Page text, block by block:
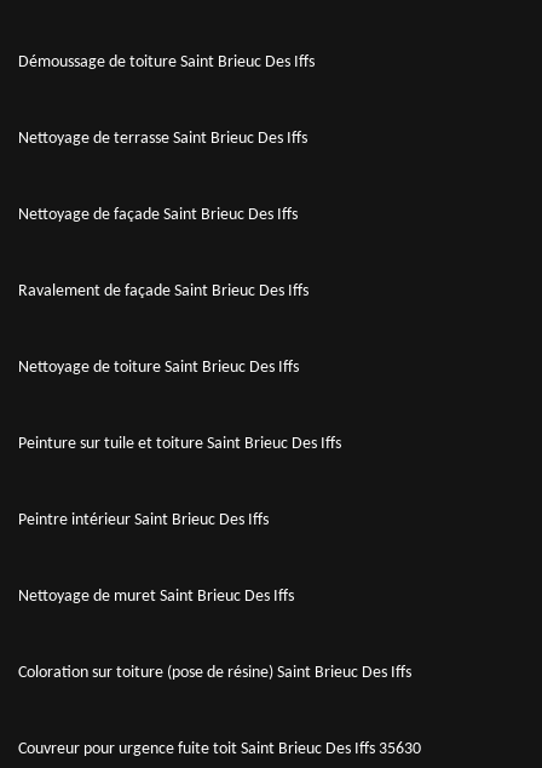
Démoussage de toiture Saint Brieuc Des Iffs
Nettoyage de terrasse Saint Brieuc Des Iffs
Nettoyage de façade Saint Brieuc Des Iffs
Ravalement de façade Saint Brieuc Des Iffs
Nettoyage de toiture Saint Brieuc Des Iffs
Peinture sur tuile et toiture Saint Brieuc Des Iffs
Peintre intérieur Saint Brieuc Des Iffs
Nettoyage de muret Saint Brieuc Des Iffs
Coloration sur toiture (pose de résine) Saint Brieuc Des Iffs
Couvreur pour urgence fuite toit Saint Brieuc Des Iffs 35630